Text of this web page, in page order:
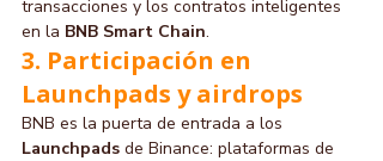
transacciones y los contratos inteligentes
en la BNB Smart Chain.
3. Participación en
Launchpads y airdrops
BNB es la puerta de entrada a los
Launchpads de Binance: plataformas de